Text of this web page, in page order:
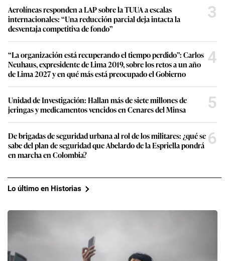
Aerolíneas responden a LAP sobre la TUUA a escalas
internacionales: “Una reducción parcial deja intacta la
desventaja competitiva de fondo”
3
“La organización está recuperando el tiempo perdido”: Carlos
Neuhaus, expresidente de Lima 2019, sobre los retos a un año
de Lima 2027 y en qué más está preocupado el Gobierno
4
Unidad de Investigación: Hallan más de siete millones de
jeringas y medicamentos vencidos en Cenares del Minsa
5
De brigadas de seguridad urbana al rol de los militares: ¿qué se
sabe del plan de seguridad que Abelardo de la Espriella pondrá
en marcha en Colombia?
6
Lo último en Historias